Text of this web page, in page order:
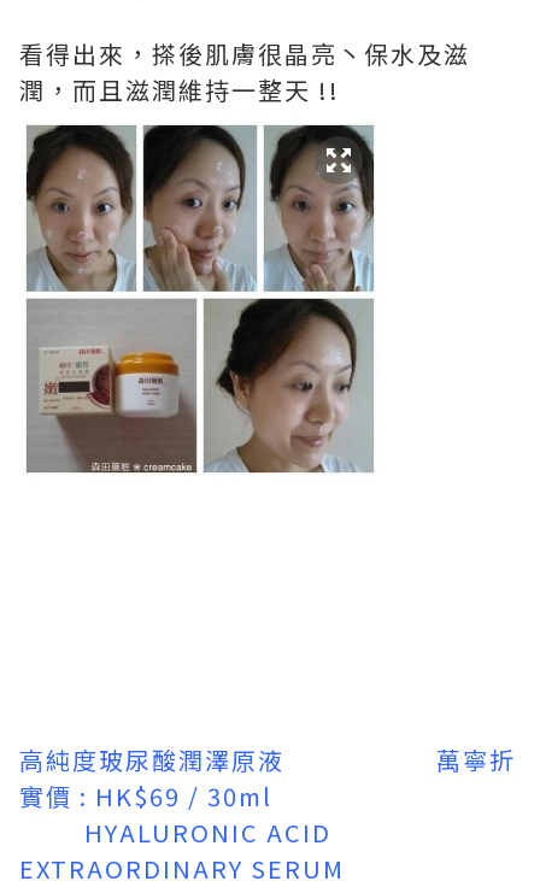
看得出來，搽後肌膚很晶亮丶保水及滋
潤，而且滋潤維持一整天 !!
高純度玻尿酸潤澤原液 萬寧折
實價 : HK$69 / 30ml
HYALURONIC ACID
EXTRAORDINARY SERUM